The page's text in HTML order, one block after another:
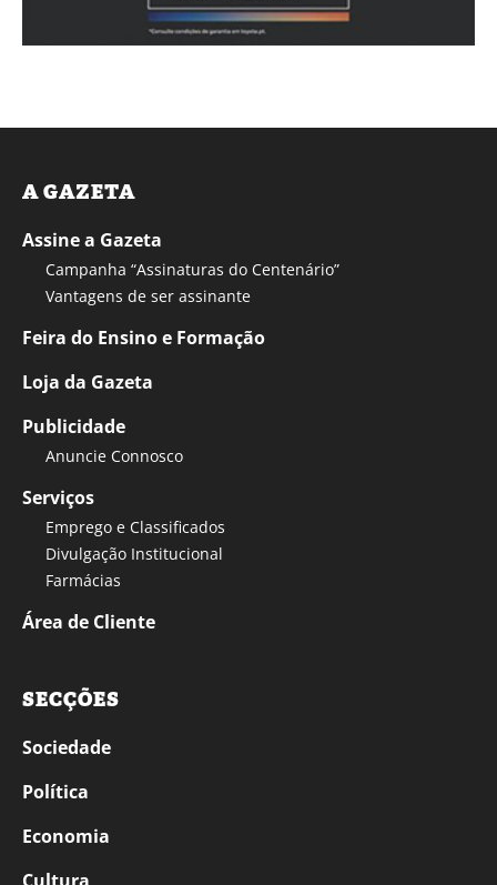
A GAZETA
Assine a Gazeta
Campanha “Assinaturas do Centenário”
Vantagens de ser assinante
Feira do Ensino e Formação
Loja da Gazeta
Publicidade
Anuncie Connosco
Serviços
Emprego e Classificados
Divulgação Institucional
Farmácias
Área de Cliente
SECÇÕES
Sociedade
Política
Economia